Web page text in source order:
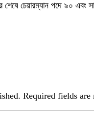
চেয়ারম্যান পদে ৯০ এবং
Required fields are